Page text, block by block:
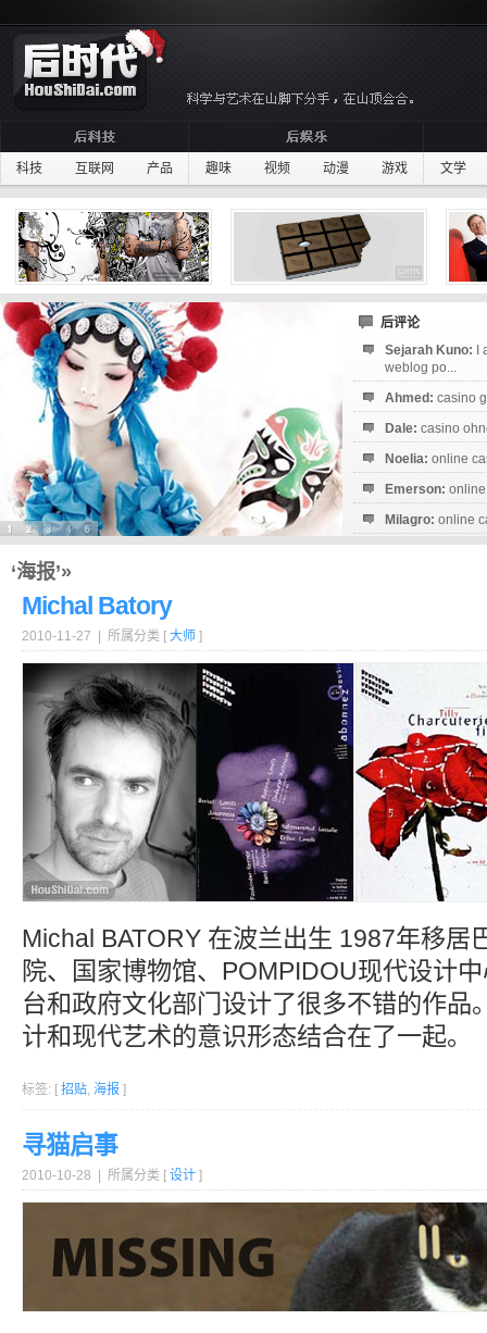
科技 互联网 产品 趣味 视频 动漫 游戏 文学
后评论
Sejarah Kuno:
weblog po...
Ahmed: casino
Dale: casino
Noelia: online
Emerson:
Milagro: online
‘海报’»
Michal Batory
2010-11-27 | 所属分类 [ 大师 ]
Michal BATORY 在波兰出生 1987年移居
院、国家博物馆、POMPIDOU现代设计
台和政府文化部门设计了很多不错的作品
计和现代艺术的意识形态结合在了一起。
标签: [ 招贴, 海报 ]
寻猫启事
2010-10-28 | 所属分类 [ 设计 ]